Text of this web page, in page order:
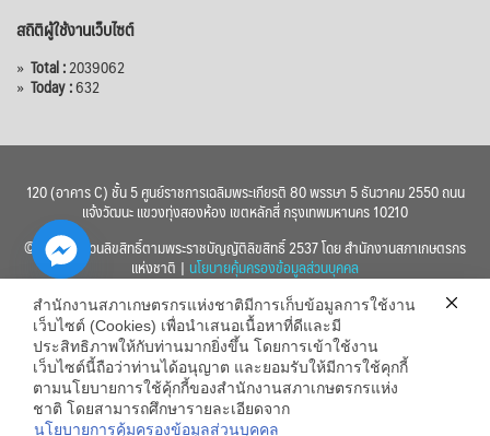
สถิติผู้ใช้งานเว็บไซต์
» Total :2039062
» Today :632
120 (อาคาร C) ชั้น 5 ศูนย์ราชการเฉลิมพระเกียรติ 80 พรรษา 5 ธันวาคม 2550 ถนน
แจ้งวัฒนะ แขวงทุ่งสองห้อง เขตหลักสี่ กรุงเทพมหานคร 10210
© 2560 สงวนลิขสิทธิ์ตามพระราชบัญญัติลิขสิทธิ์ 2537 โดย สำนักงานสภาเกษตรกร
แห่งชาติ | นโยบายคุ้มครองข้อมูลส่วนบุคคล
สำนักงานสภาเกษตรกรแห่งชาติมีการเก็บข้อมูลการใช้งาน
เว็บไซต์ (Cookies) เพื่อนำเสนอเนื้อหาที่ดีและมี
ประสิทธิภาพให้กับท่านมากยิ่งขึ้น โดยการเข้าใช้งาน
เว็บไซต์นี้ถือว่าท่านได้อนุญาต และยอมรับให้มีการใช้คุกกี้
ตามนโยบายการใช้คุ้กกี้ของสำนักงานสภาเกษตรกรแห่ง
ชาติ โดยสามารถศึกษารายละเอียดจาก
นโยบายการคุ้มครองข้อมูลส่วนบุคคล
Hide
chaty